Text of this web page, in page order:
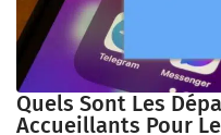
Quels Sont Les
Accueillants Pour